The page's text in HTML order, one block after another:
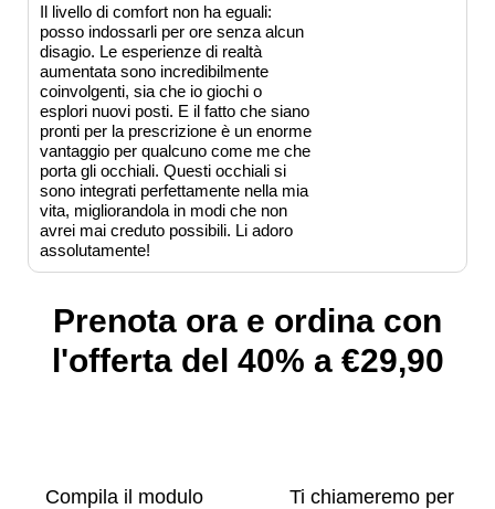
Il livello di comfort non ha eguali:
posso indossarli per ore senza alcun
disagio. Le esperienze di realtà
aumentata sono incredibilmente
coinvolgenti, sia che io giochi o
esplori nuovi posti. E il fatto che siano
pronti per la prescrizione è un enorme
vantaggio per qualcuno come me che
porta gli occhiali. Questi occhiali si
sono integrati perfettamente nella mia
vita, migliorandola in modi che non
avrei mai creduto possibili. Li adoro
assolutamente!
Prenota ora e ordina con
l'offerta del 40% a €29,90
Compila il modulo
Ti chiameremo per